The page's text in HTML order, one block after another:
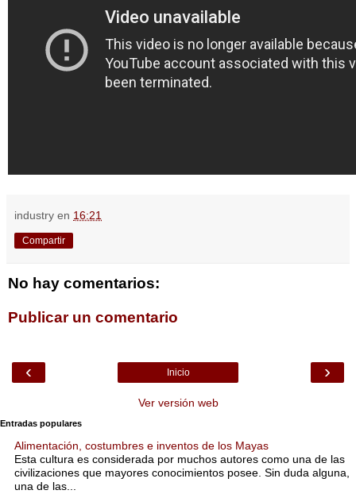
industry en 16:21
Compartir
No hay comentarios:
Publicar un comentario
‹ ›
Inicio
Ver versión web
Entradas populares
Alimentación, costumbres e inventos de los Mayas
Esta cultura es considerada por muchos autores como una de las
civilizaciones que mayores conocimientos posee. Sin duda alguna,
una de las...